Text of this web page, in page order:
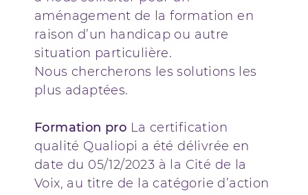
aménagement de la formation en
raison d’un handicap ou autre
situation particulière.
Nous chercherons les solutions les
plus adaptées.
Formation pro La certification
qualité Qualiopi a été délivrée en
date du 05/12/2023 à la Cité de la
Voix, au titre de la catégorie d’action